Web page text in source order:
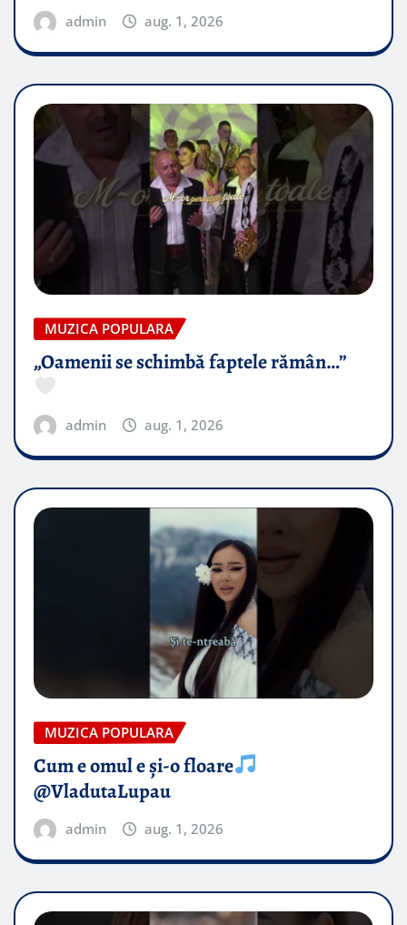
admin aug. 1, 2026
MUZICA POPULARA
„Oamenii se schimbă faptele rămân…”
admin aug. 1, 2026
MUZICA POPULARA
Cum e omul e și-o floare
@VladutaLupau
admin aug. 1, 2026